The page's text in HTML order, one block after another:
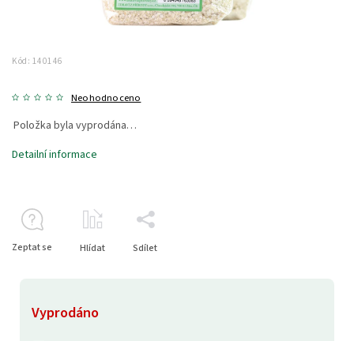
Kód: 140146
Neohodnoceno
Vyprodáno
Položka byla vyprodána…
Detailní informace
Zeptat se Hlídat Sdílet